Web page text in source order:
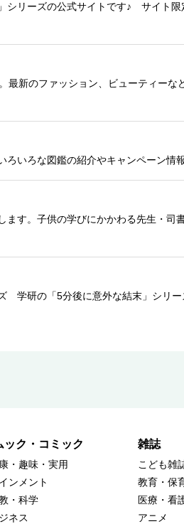
シリーズの公式サイトです♪ サイト限
最新のファッション、ビューティーな
いろな図鑑の紹介やキャンペーン情
す。子供の学びにかかわる先生・司
学研の「5分後に意外な結末」シリ
ック・コミック
・趣味・実用
ンメント
・科学
ネス
雑誌
こども雑
教育・保
医療・看
アニメ